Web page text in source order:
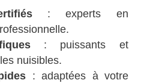
: experts en
: puissants et
nuisibles.
: adaptées à votre